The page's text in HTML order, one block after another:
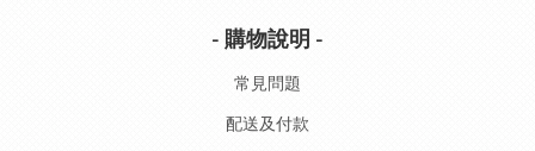
- 購物說明 -
常見問題
配送及付款